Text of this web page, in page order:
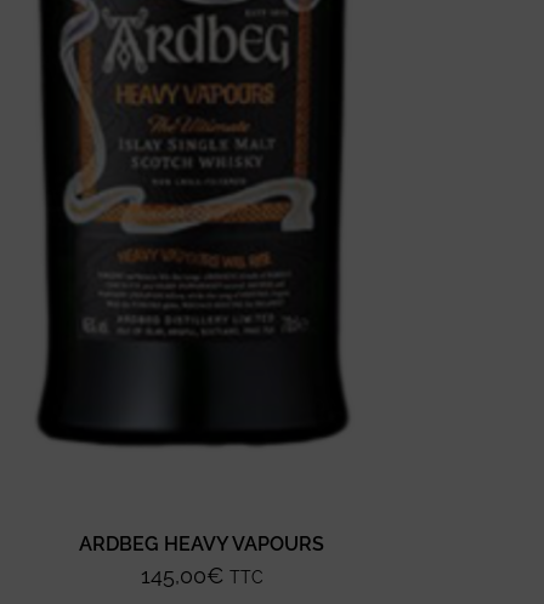
ARDBEG HEAVY VAPOURS
145,00€ TTC